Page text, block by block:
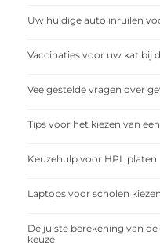
Uw huidige auto inruilen
Vaccinaties voor uw kat bij
Veelgestelde vragen over
Tips voor het kiezen van
Keuzehulp voor HPL platen
Laptops voor scholen kiezen
De juiste berekening van
keuze